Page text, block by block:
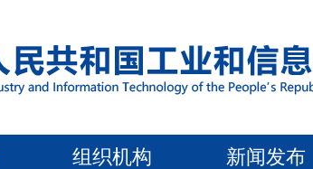
组织机构 新闻发布